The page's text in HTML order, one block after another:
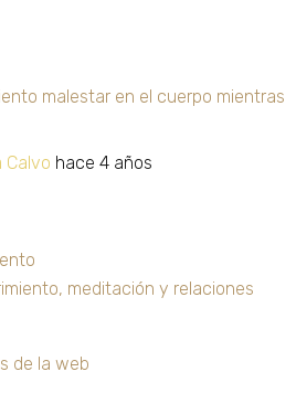
malestar en el cuerpo mientras
Calvo hace 4 años
meditación y relaciones
de la web